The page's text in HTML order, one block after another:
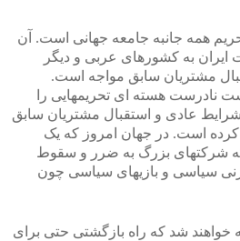
همه جانبه جامعه جهانی است. آن
ایران به کشورهای عربی و دیگر
مشتریان سابق مواجه است.
نادرست هسته ای تحریمهایی را
عادی و استقبال مشتریان سابق
است. در جهان امروز که یک
شرکتهای بزرگ به ضرر و سقوط
سیاسی و بازیهای سیاسی چون
خواهند شد که راه بازگشتی حتی برای